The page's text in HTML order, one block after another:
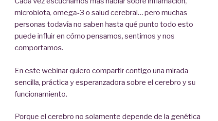
microbiota, omega-3 o salud cerebral… pero muchas
personas todavía no saben hasta qué punto todo esto
puede influir en cómo pensamos, sentimos y nos
comportamos.
En este webinar quiero compartir contigo una mirada
sencilla, práctica y esperanzadora sobre el cerebro y su
funcionamiento.
Porque el cerebro no solamente depende de la genética